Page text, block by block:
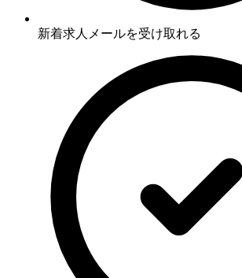
新着求人メールを受け取れる